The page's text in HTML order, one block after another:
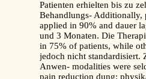
Patienten erhielten bis zu
Behandlungs- Additionally,
applied in 90% and dauer
und 3 Monaten. Die
in 75% of patients, while
jedoch nicht standardisiert.
Anwen- modalities were
pain reduction dung: